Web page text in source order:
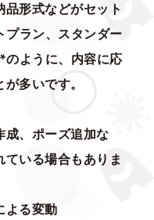
形式などがセット
ラン、スタンダー
のように、内容に応
多いです。
成、ポーズ追加な
ている場合もありま
よる変動